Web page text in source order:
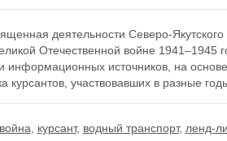
деятельности Северо-
Отечественной войне 1941–1945
информационных источников, на
курсантов, участвовавших в разные
курсант, водный транспорт, ленд-